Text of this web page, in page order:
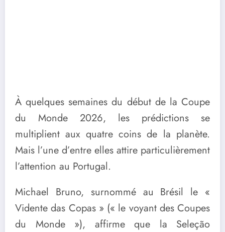
À quelques semaines du début de la Coupe
du Monde 2026, les prédictions se
multiplient aux quatre coins de la planète.
Mais l’une d’entre elles attire particulièrement
l’attention au Portugal.
Michael Bruno, surnommé au Brésil le «
Vidente das Copas » (« le voyant des Coupes
du Monde »), affirme que la Seleção